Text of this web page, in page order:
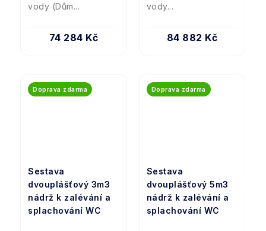
74 284 Kč
vody (Dům...
84 882 Kč
vody...
Sestava
dvouplášťový 3m3
nádrž k zalévání a
splachování WC
Doprava zdarma
Sestava
dvouplášťový 5m3
nádrž k zalévání a
splachování WC
Doprava zdarma